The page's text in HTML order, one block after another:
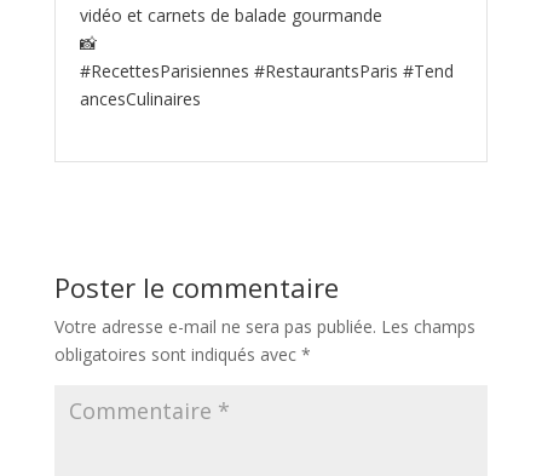
vidéo et carnets de balade gourmande
📸
#RecettesParisiennes #RestaurantsParis #Tend
ancesCulinaires
Poster le commentaire
Votre adresse e-mail ne sera pas publiée. Les champs
obligatoires sont indiqués avec *